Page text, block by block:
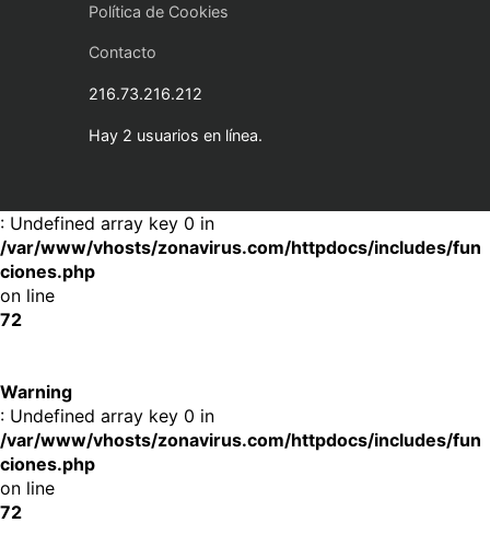
: Undefined array key 0 in
/var/www/vhosts/zonavirus.com/httpdocs/includes/fun
ciones.php
on line
72
Warning
: Undefined array key 0 in
/var/www/vhosts/zonavirus.com/httpdocs/includes/fun
ciones.php
on line
72
Política de Cookies
Contacto
216.73.216.212
Hay 2 usuarios en línea.